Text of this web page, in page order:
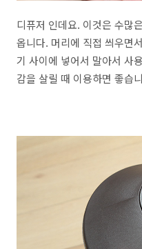
디퓨저 인데요. 이것은 수많
옵니다. 머리에 직접 씌우면
기 사이에 넣어서 말아서 사
감을 살릴 때 이용하면 좋습